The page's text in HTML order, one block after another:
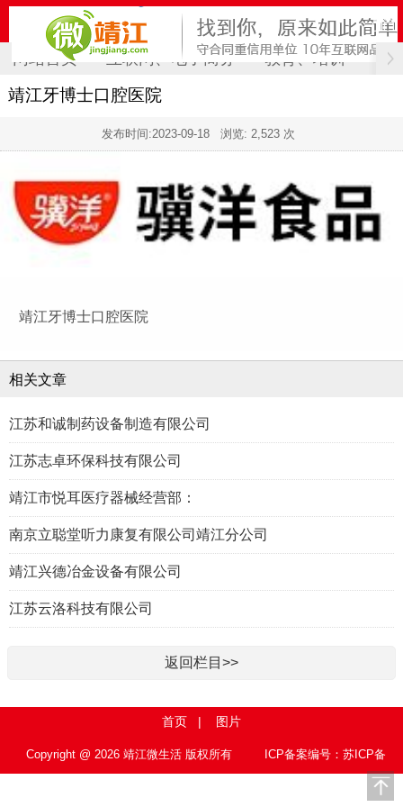
网站首页 互联网、电子商务 教育、培训 计
靖江牙博士口腔医院
发布时间:2023-09-18 浏览: 2,523 次
靖江牙博士口腔医院
相关文章
江苏和诚制药设备制造有限公司
江苏志卓环保科技有限公司
靖江市悦耳医疗器械经营部：
南京立聪堂听力康复有限公司靖江分公司
靖江兴德冶金设备有限公司
江苏云洛科技有限公司
返回栏目>>
首页 | 图片
Copyright @ 2026 靖江微生活 版权所有
ICP备案编号：苏ICP备
15010767号